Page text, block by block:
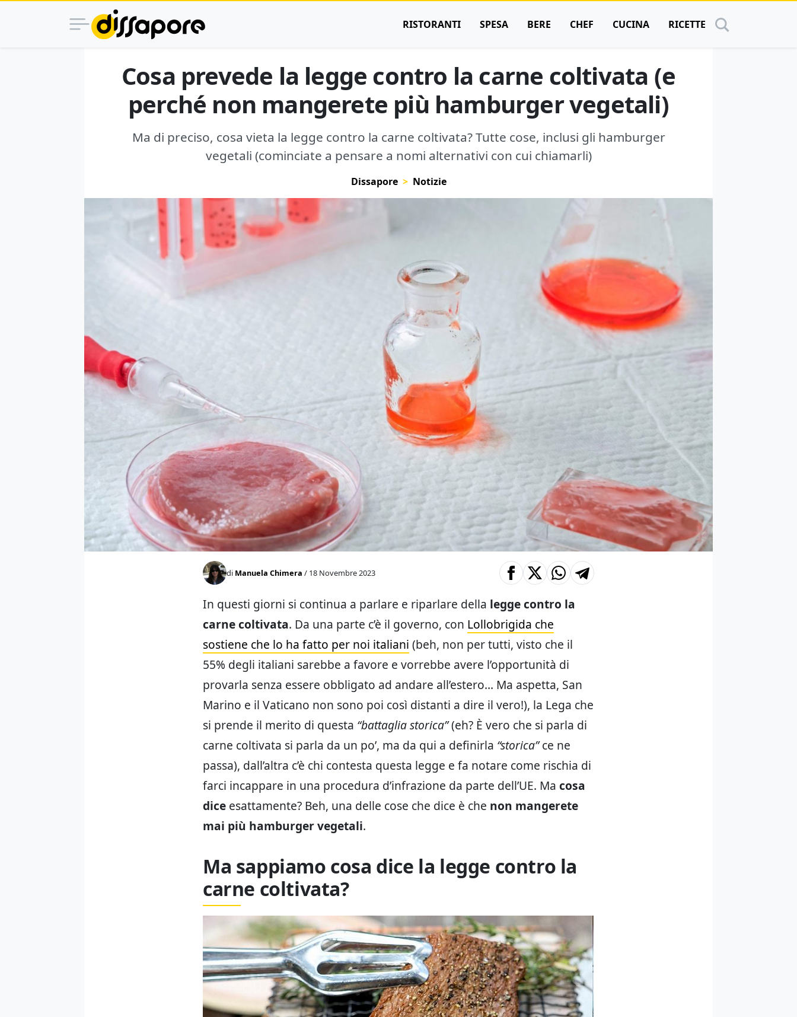
RISTORANTI SPESA BERE CHEF CUCINA RICETTE
Cosa prevede la legge contro la carne coltivata (e
perché non mangerete più hamburger vegetali)
Ma di preciso, cosa vieta la legge contro la carne coltivata? Tutte cose, inclusi gli hamburger
vegetali (cominciate a pensare a nomi alternativi con cui chiamarli)
Dissapore Notizie
di Manuela Chimera / 18 Novembre 2023
In questi giorni si continua a parlare e riparlare della legge contro la
carne coltivata. Da una parte c’è il governo, con Lollobrigida che
sostiene che lo ha fatto per noi italiani (beh, non per tutti, visto che il
55% degli italiani sarebbe a favore e vorrebbe avere l’opportunità di
provarla senza essere obbligato ad andare all’estero… Ma aspetta, San
Marino e il Vaticano non sono poi così distanti a dire il vero!), la Lega che
si prende il merito di questa “battaglia storica”(eh? È vero che si parla di
carne coltivata si parla da un po’, ma da qui a definirla “storica”ce ne
passa), dall’altra c’è chi contesta questa legge e fa notare come rischia di
farci incappare in una procedura d’infrazione da parte dell’UE. Ma cosa
dice esattamente? Beh, una delle cose che dice è che non mangerete
mai più hamburger vegetali.
Ma sappiamo cosa dice la legge contro la
carne coltivata?